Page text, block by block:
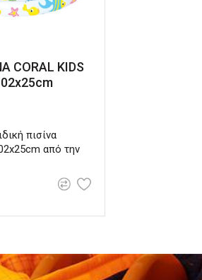
CORAL KIDS
πισίνα
από την